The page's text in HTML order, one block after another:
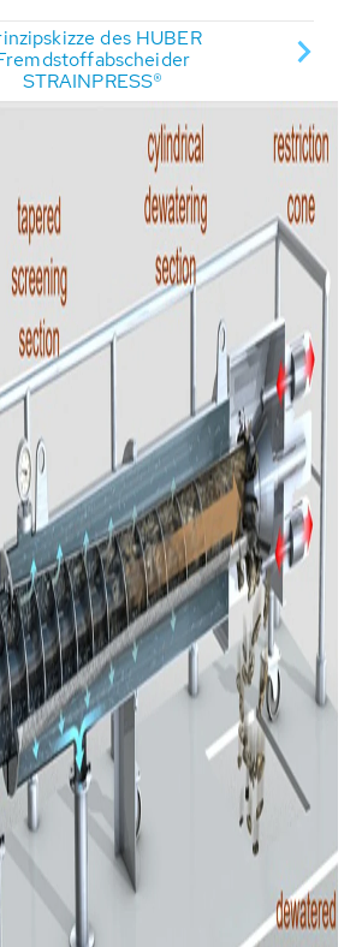
des HUBER
STRAINPRESS®
Drei